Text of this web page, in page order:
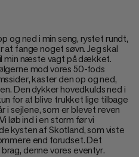
og ned i min seng, rystet rundt,
fange noget søvn. Jeg skal
min næste vagt på dækket.
mod vores 50-fods
kaster den op og ned,
Den dykker hovedkulds ned i
for at blive trukket lige tilbage
i sejlene, som er blevet reven
løb ind i en storm før vi
kysten af Skotland, som viste
end forudset. Det
denne vores eventyr.